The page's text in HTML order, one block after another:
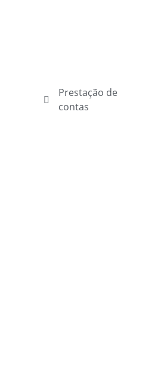
Prestação de
contas